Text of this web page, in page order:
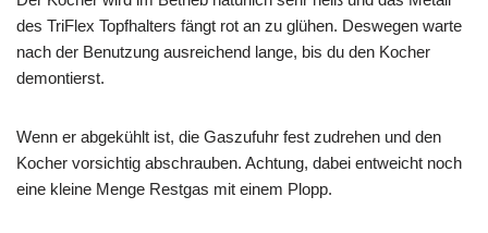
des TriFlex Topfhalters fängt rot an zu glühen. Deswegen warte
nach der Benutzung ausreichend lange, bis du den Kocher
demontierst.
Wenn er abgekühlt ist, die Gaszufuhr fest zudrehen und den
Kocher vorsichtig abschrauben. Achtung, dabei entweicht noch
eine kleine Menge Restgas mit einem Plopp.